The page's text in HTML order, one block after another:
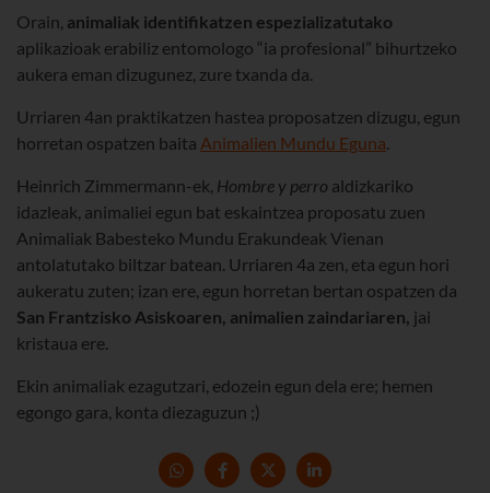
Orain, animaliak identifikatzen espezializatutako
aplikazioak erabiliz entomologo “ia profesional” bihurtzeko
aukera eman dizugunez, zure txanda da.
Urriaren 4an praktikatzen hastea proposatzen dizugu, egun
horretan ospatzen baita Animalien Mundu Eguna.
Heinrich Zimmermann-ek, Hombre y perro aldizkariko
idazleak, animaliei egun bat eskaintzea proposatu zuen
Animaliak Babesteko Mundu Erakundeak Vienan
antolatutako biltzar batean. Urriaren 4a zen, eta egun hori
aukeratu zuten; izan ere, egun horretan bertan ospatzen da
San Frantzisko Asiskoaren, animalien zaindariaren, jai
kristaua ere.
Ekin animaliak ezagutzari, edozein egun dela ere; hemen
egongo gara, konta diezaguzun ;)